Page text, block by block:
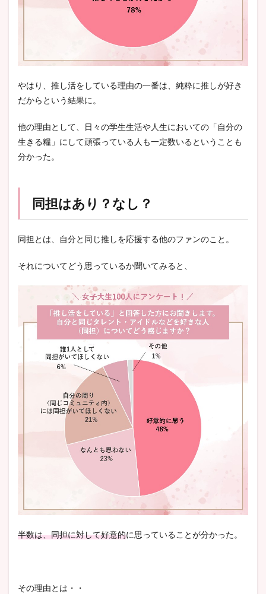
やはり、推し活をしている理由の一番は、純粋に推しが好き
だからという結果に。
他の理由として、日々の学生生活や人生においての「自分の
生きる糧」にして頑張っている人も一定数いるということも
分かった。
同担はあり？なし？
同担とは、自分と同じ推しを応援する他のファンのこと。
それについてどう思っているか聞いてみると、
半数は、同担に対して好意的に思っていることが分かった。
その理由とは・・